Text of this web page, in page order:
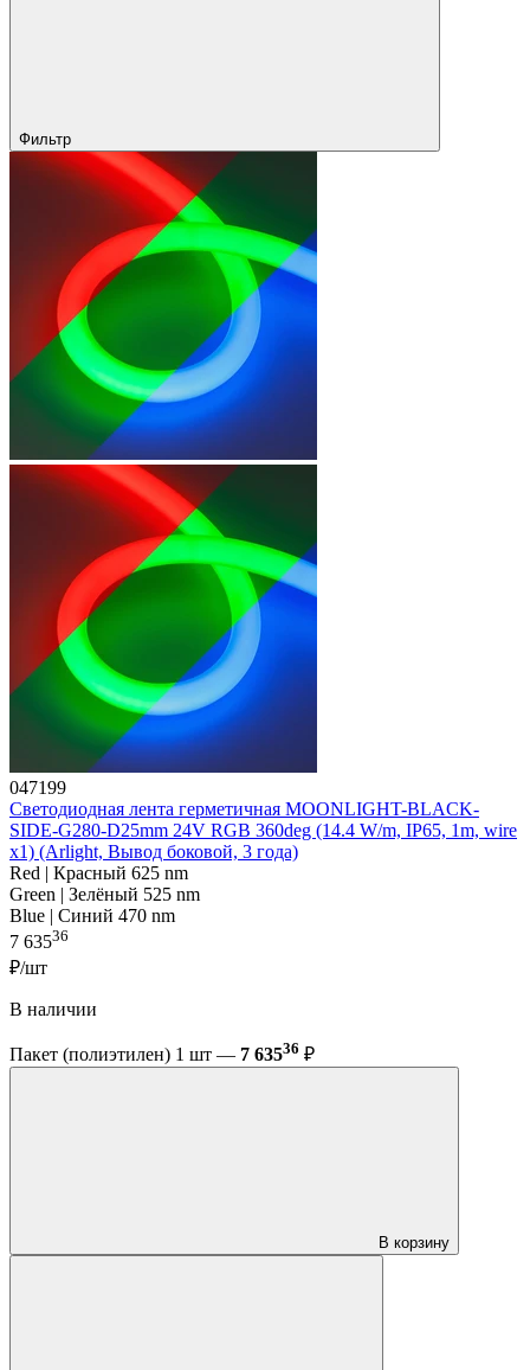
Фильтр
047199
Светодиодная лента герметичная MOONLIGHT-BLACK-
SIDE-G280-D25mm 24V RGB 360deg (14.4 W/m, IP65, 1m, wire
x1) (Arlight, Вывод боковой, 3 года)
Red | Красный 625 nm
Green | Зелёный 525 nm
Blue | Синий 470 nm
7 63536
₽/шт
В наличии
Пакет (полиэтилен) 1 шт — 7 63536 ₽
В корзину